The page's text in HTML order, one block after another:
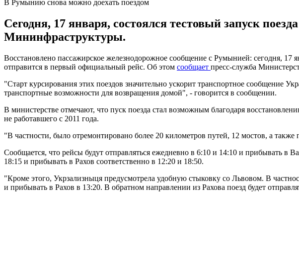
В Румынию снова можно доехать поездом
Сегодня, 17 января, состоялся тестовый запуск
Мининфраструктуры.
Восстановлено пассажирское железнодорожное сообщение с Румынией: сегодня, 17
отправится в первый официальный рейс. Об этом сообщает пресс-служба
"Старт курсирования этих поездов значительно ускорит транспортное
транспортные возможности для возвращения домой", - говорится в сообщении.
В министерстве отмечают, что пуск поезда стал возможным благодаря
не работавшего с 2011 года.
"В частности, было отремонтировано более 20 километров путей, 12 мостов, а
Сообщается, что рейсы будут отправляться ежедневно в 6:10 и 14:10 и прибывать в
18:15 и прибывать в Рахов соответственно в 12:20 и 18:50.
"Кроме этого, Укрзализныця предусмотрела удобную стыковку со Львовом. В
и прибывать в Рахов в 13:20. В обратном направлении из Рахова поезд будет